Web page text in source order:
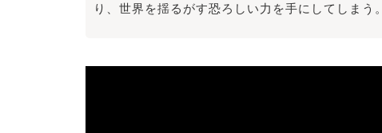
り、世界を揺るがす恐ろしい力を手にしてしまう。